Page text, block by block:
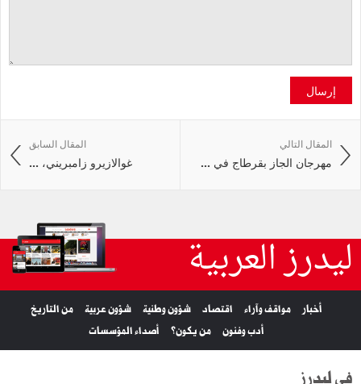
إرسال
المقال السابق
غوالازيرو زامبريني، ...
المقال التالي
مهرجان الجاز بقرطاج في ...
ليدرز العربية
أخبار مواقف وآراء اقتصاد شؤون وطنية شؤون عربية
من التاريخ
أدب وفنون
من يكون؟ أصداء المؤسسات
في ليدرز